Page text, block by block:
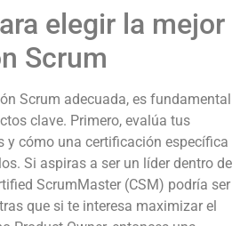
elegir la mejor
Scrum
Scrum adecuada, es fundamental
clave. Primero, evalúa tus
y cómo una certificación específica
Si aspiras a ser un líder dentro de
ScrumMaster (CSM) podría ser
que si te interesa maximizar el